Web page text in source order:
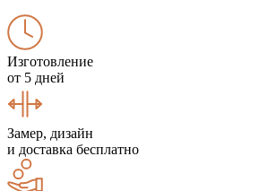
Изготовление
от 5 дней
Замер, дизайн
и доставка бесплатно